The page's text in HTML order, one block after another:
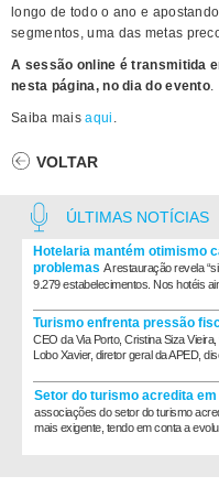
longo de todo o ano e
segmentos, uma das metas
A sessão online ​é transmitida
nesta página,​ no dia do evento.
Saiba maisaqui .
VOLTAR
ÚLTIMAS NOTÍCIAS
Hotelaria mantém otimismo
problemas A restauração revela
9.279 estabelecimentos. Nos hotéis
Turismo enfrenta pressão
CEO da Via Porto, Cristina Siza
Lobo Xavier, diretor geral da APED,
Setor do turismo acredita
associações do setor do turismo
mais exigente, tendo em conta a